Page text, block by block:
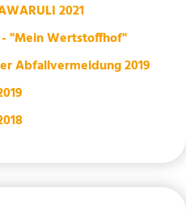
2021
"Mein Wertstoffhof"
Abfallvermeidung 2019